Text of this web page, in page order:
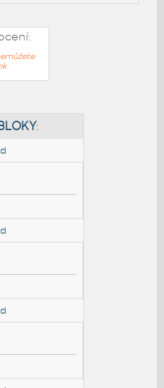
BLOKY